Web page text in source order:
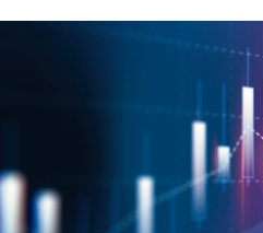
Kiripto Para Piyasası